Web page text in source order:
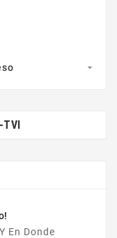

TVI
En Donde